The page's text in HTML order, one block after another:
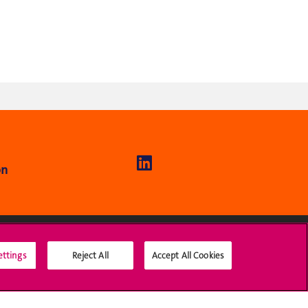
Médias sociaux UNIGE
Reject All Accept All Cookies